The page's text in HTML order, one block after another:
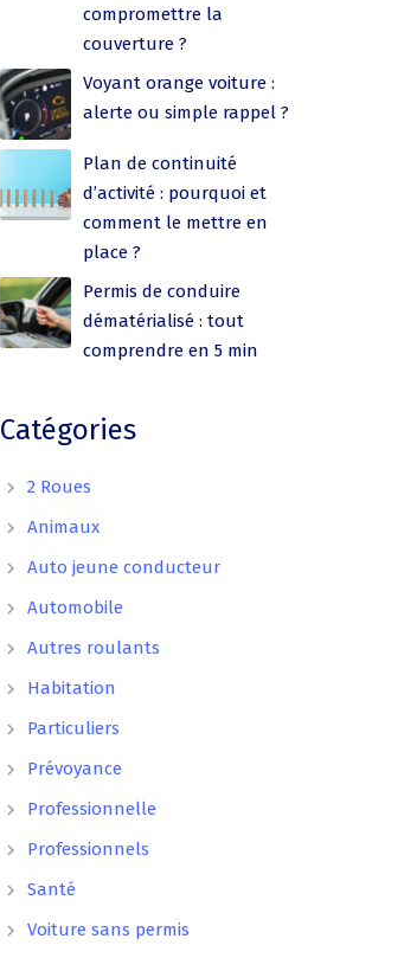
compromettre la
couverture ?
Voyant orange voiture :
alerte ou simple rappel ?
Plan de continuité
d’activité : pourquoi et
comment le mettre en
place ?
Permis de conduire
dématérialisé : tout
comprendre en 5 min
Catégories
2 Roues
Animaux
Auto jeune conducteur
Automobile
Autres roulants
Habitation
Particuliers
Prévoyance
Professionnelle
Professionnels
Santé
Voiture sans permis